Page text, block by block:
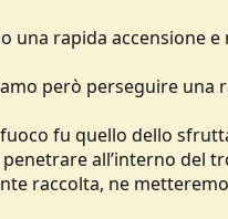
una rapida accensione e
però perseguire una
fu quello dello
all’interno del
raccolta, ne